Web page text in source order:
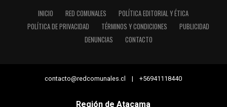
INICIO RED COMUNALES
POLÍTICA EDITORIAL Y ÉTICA
POLÍTICA DE PRIVACIDAD
TÉRMINOS Y CONDICIONES
PUBLICIDAD
DENUNCIAS
CONTACTO
contacto@redcomunales.cl | +56941118440
Región de Atacama